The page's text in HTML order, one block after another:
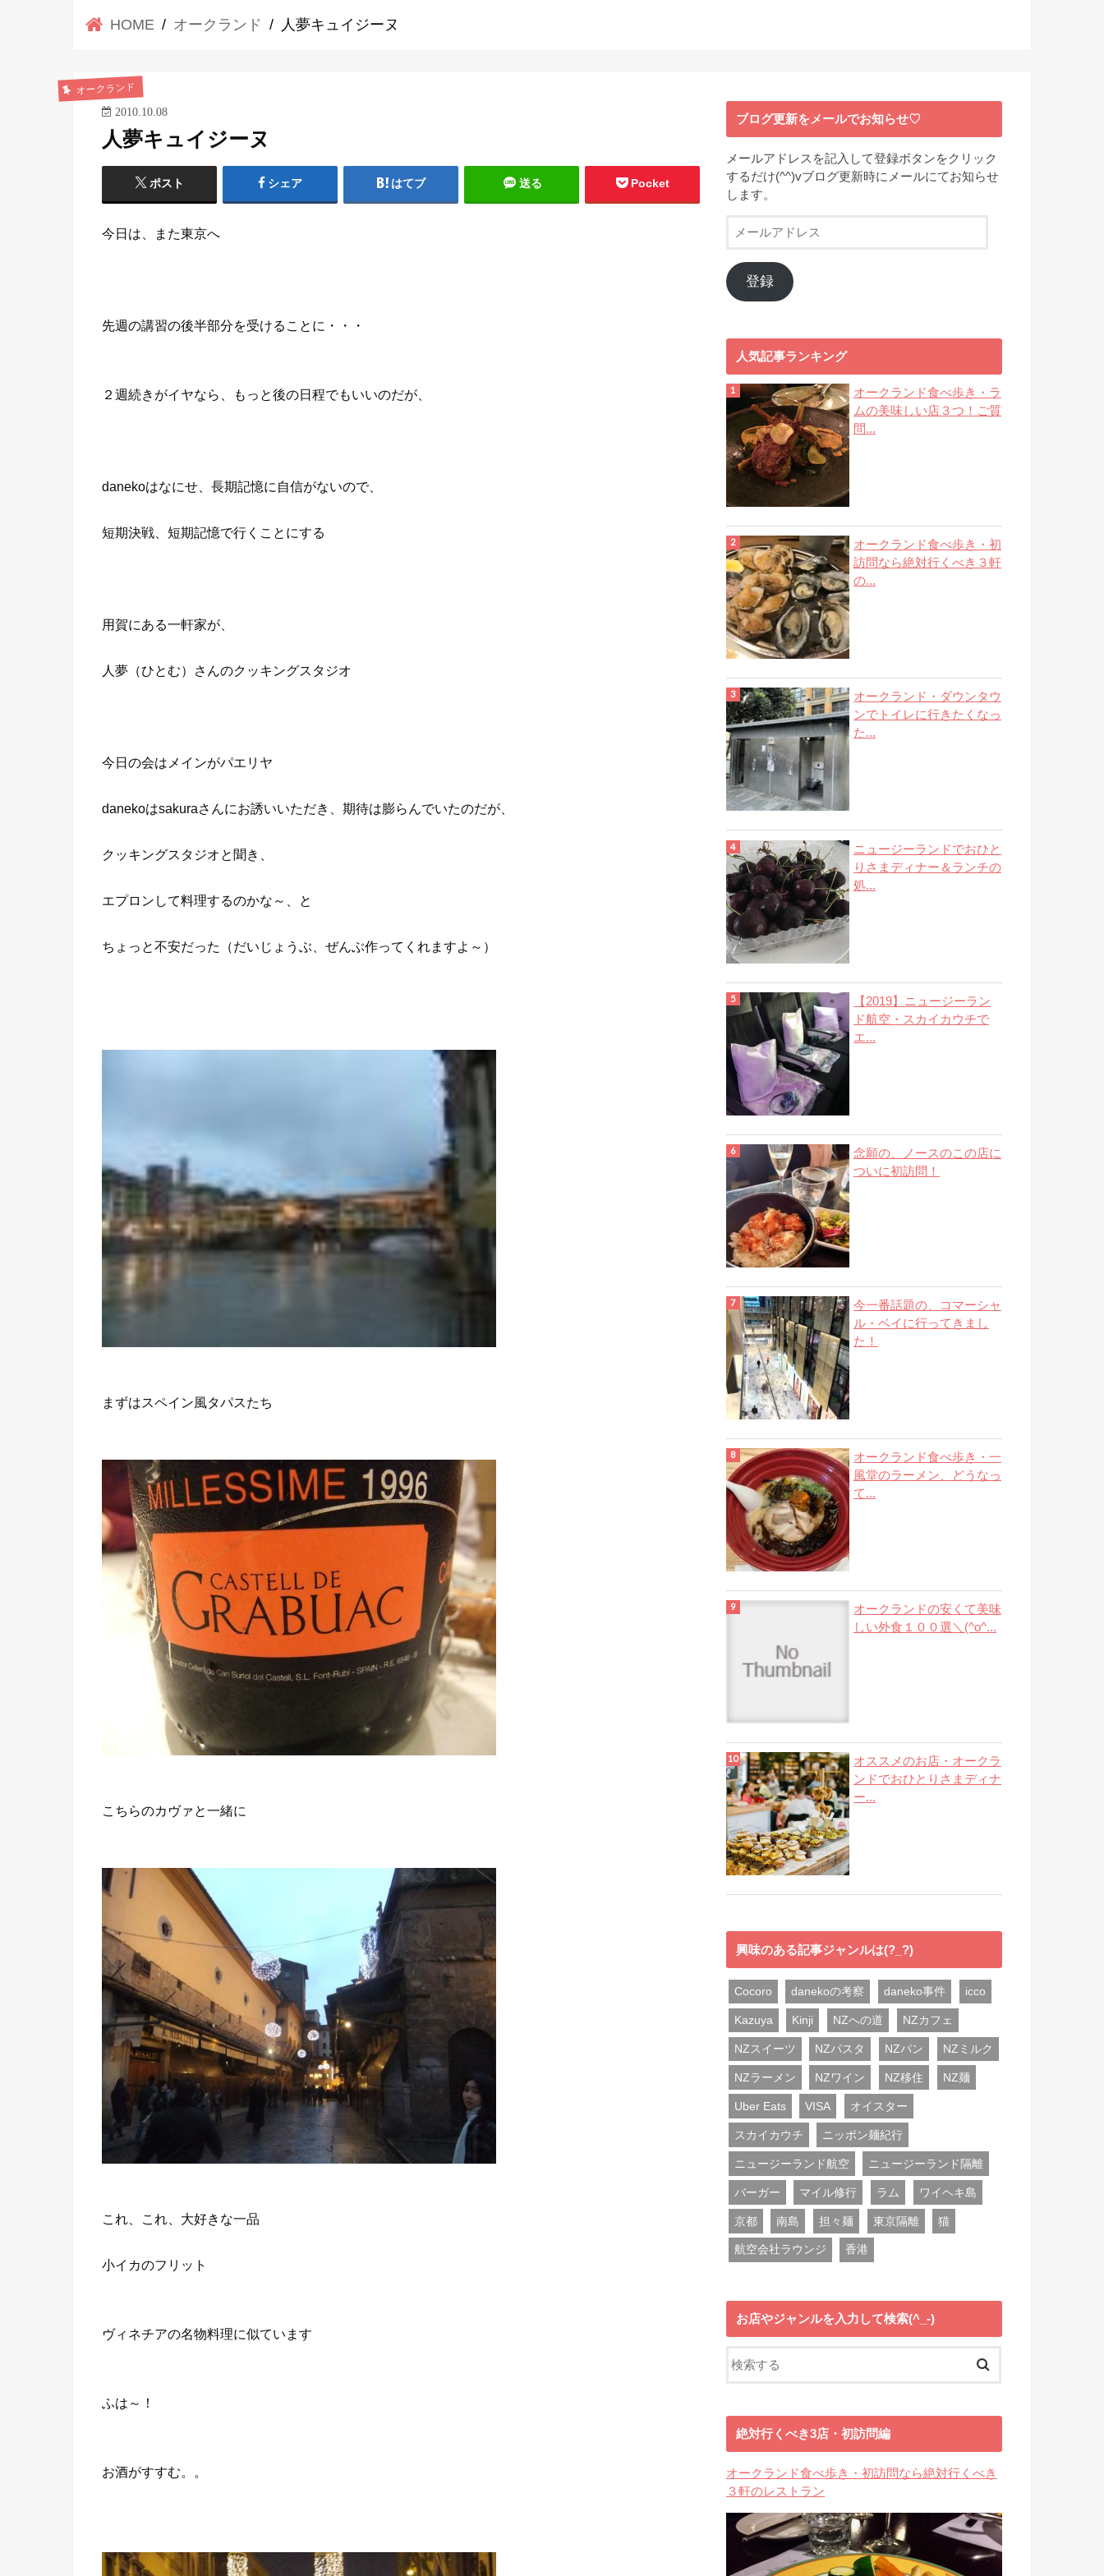
HOME オークランド 人夢キュイジーヌ
オークランド
2010.10.08
人夢キュイジーヌ
ポスト シェア はてブ 送る Pocket
今日は、また東京へ
先週の講習の後半部分を受けることに・・・
２週続きがイヤなら、もっと後の日程でもいいのだが、
danekoはなにせ、長期記憶に自信がないので、
短期決戦、短期記憶で行くことにする
用賀にある一軒家が、
人夢（ひとむ）さんのクッキングスタジオ
今日の会はメインがパエリヤ
danekoはsakuraさんにお誘いいただき、期待は膨らんでいたのだが、
クッキングスタジオと聞き、
エプロンして料理するのかな～、と
ちょっと不安だった（だいじょうぶ、ぜんぶ作ってくれますよ～）
まずはスペイン風タパスたち
こちらのカヴァと一緒に
これ、これ、大好きな一品
小イカのフリット
ヴィネチアの名物料理に似ています
ふは～！
お酒がすすむ。。
ブログ更新をメールでお知らせ♡
メールアドレスを記入して登録ボタンをクリック
するだけ(^^)vブログ更新時にメールにてお知らせ
します。
ー
ア
ド
登録
人気記事ランキング
オークランド食べ歩き・ラ
ムの美味しい店３つ！ご質
問...
オークランド食べ歩き・初
訪問なら絶対行くべき３軒
の...
オークランド・ダウンタウ
ンでトイレに行きたくなっ
た...
ニュージーランドでおひと
りさまディナー＆ランチの
処...
【2019】ニュージーラン
ド航空・スカイカウチで
エ...
念願の、ノースのこの店に
ついに初訪問！
今一番話題の、コマーシャ
ル・ベイに行ってきまし
た！
オークランド食べ歩き・一
風堂のラーメン、どうなっ
て...
オークランドの安くて美味
しい外食１００選＼(^o^...
オススメのお店・オークラ
ンドでおひとりさまディナ
ー...
興味のある記事ジャンルは(?_?)
Cocoro danekoの考察 daneko事件 icco
Kazuya Kinji NZへの道 NZカフェ
NZスイーツ NZパスタ NZパン NZミルク
NZラーメン NZワイン NZ移住 NZ麺
Uber Eats VISA オイスター
スカイカウチ ニッポン麺紀行
ニュージーランド航空 ニュージーランド隔離
バーガー マイル修行 ラム ワイヘキ島
京都 南島 担々麺 東京隔離 猫
航空会社ラウンジ 香港
お店やジャンルを入力して検索(^_-)
絶対行くべき3店・初訪問編
オークランド食べ歩き・初訪問なら絶対行くべき
３軒のレストラン